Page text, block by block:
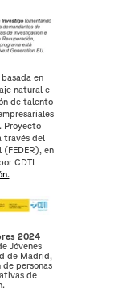
en
natural e
de talento
Proyecto
través del
(FEDER), en
CDTI
2024
Jóvenes
de Madrid,
personas
de